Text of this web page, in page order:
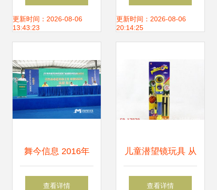
球无线通信测试大
更新时间：2026-08-06
13:43:23
架厂为例
更新时间：2026-08-06
20:14:25
舞今信息 2016年
度茂名市名优农产
查看详情
儿童潜望镜玩具 从
仿真设计到厂家直
查看详情